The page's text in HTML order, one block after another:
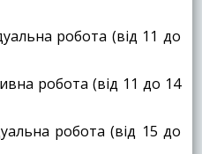
робота (від 11 до
робота (від 11 до 14
робота (від 15 до